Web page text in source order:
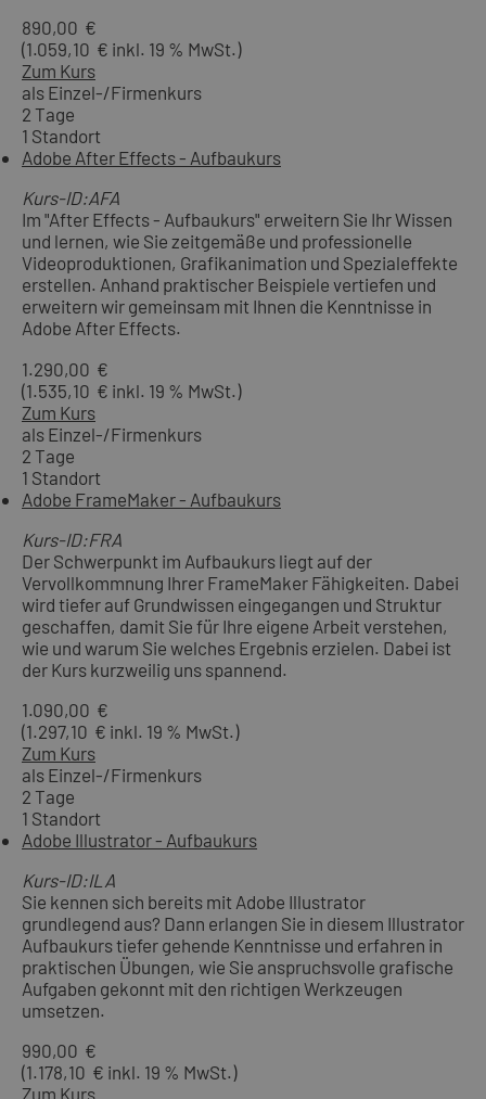
890,00 €
(1.059,10 € inkl. 19 % MwSt.)
Zum Kurs
als Einzel-/Firmenkurs
2 Tage
1 Standort
Adobe After Effects - Aufbaukurs
Kurs-ID:AFA
Im "After Effects - Aufbaukurs" erweitern Sie Ihr Wissen
und lernen, wie Sie zeitgemäße und professionelle
Videoproduktionen, Grafikanimation und Spezialeffekte
erstellen. Anhand praktischer Beispiele vertiefen und
erweitern wir gemeinsam mit Ihnen die Kenntnisse in
Adobe After Effects.
1.290,00 €
(1.535,10 € inkl. 19 % MwSt.)
Zum Kurs
als Einzel-/Firmenkurs
2 Tage
1 Standort
Adobe FrameMaker - Aufbaukurs
Kurs-ID:FRA
Der Schwerpunkt im Aufbaukurs liegt auf der
Vervollkommnung Ihrer FrameMaker Fähigkeiten. Dabei
wird tiefer auf Grundwissen eingegangen und Struktur
geschaffen, damit Sie für Ihre eigene Arbeit verstehen,
wie und warum Sie welches Ergebnis erzielen. Dabei ist
der Kurs kurzweilig uns spannend.
1.090,00 €
(1.297,10 € inkl. 19 % MwSt.)
Zum Kurs
als Einzel-/Firmenkurs
2 Tage
1 Standort
Adobe Illustrator - Aufbaukurs
Kurs-ID:ILA
Sie kennen sich bereits mit Adobe Illustrator
grundlegend aus? Dann erlangen Sie in diesem Illustrator
Aufbaukurs tiefer gehende Kenntnisse und erfahren in
praktischen Übungen, wie Sie anspruchsvolle grafische
Aufgaben gekonnt mit den richtigen Werkzeugen
umsetzen.
990,00 €
(1.178,10 € inkl. 19 % MwSt.)
Zum Kurs